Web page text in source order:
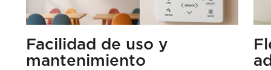
Facilidad de uso y
mantenimiento